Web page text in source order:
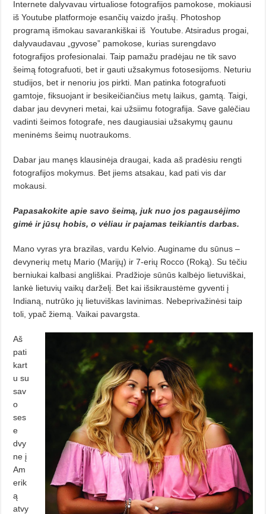
Internete dalyvavau virtualiose fotografijos pamokose, mokiausi
iš Youtube platformoje esančių vaizdo įrašų. Photoshop
programą išmokau savarankiškai iš Youtube. Atsiradus progai,
dalyvaudavau „gyvose” pamokose, kurias surengdavo
fotografijos profesionalai. Taip pamažu pradėjau ne tik savo
šeimą fotografuoti, bet ir gauti užsakymus fotosesijoms. Neturiu
studijos, bet ir nenoriu jos pirkti. Man patinka fotografuoti
gamtoje, fiksuojant ir besikeičiančius metų laikus, gamtą. Taigi,
dabar jau devyneri metai, kai užsiimu fotografija. Save galėčiau
vadinti šeimos fotografe, nes daugiausiai užsakymų gaunu
meninėms šeimų nuotraukoms.
Dabar jau manęs klausinėja draugai, kada aš pradėsiu rengti
fotografijos mokymus. Bet jiems atsakau, kad pati vis dar
mokausi.
Papasakokite apie savo šeimą, juk nuo jos pagausėjimo
gimė ir jūsų hobis, o vėliau ir pajamas teikiantis darbas.
Mano vyras yra brazilas, vardu Kelvio. Auginame du sūnus –
devynerių metų Mario (Marijų) ir 7-erių Rocco (Roką). Su tėčiu
berniukai kalbasi angliškai. Pradžioje sūnūs kalbėjo lietuviškai,
lankė lietuvių vaikų darželį. Bet kai išsikraustėme gyventi į
Indianą, nutrūko jų lietuviškas lavinimas. Nebeprivažinėsi taip
toli, ypač žiemą. Vaikai pavargsta.
Aš
pati
kart
u su
sav
o
ses
e
dvy
ne į
Am
erik
ą
atvy